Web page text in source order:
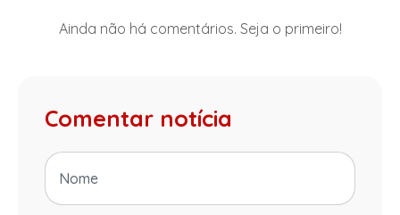
Ainda não há comentários. Seja o primeiro!
Comentar notícia